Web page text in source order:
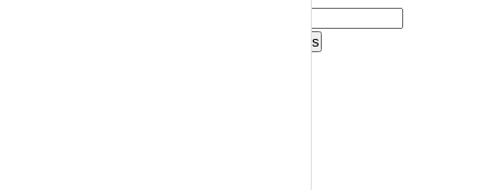
Criar Conta Grátis